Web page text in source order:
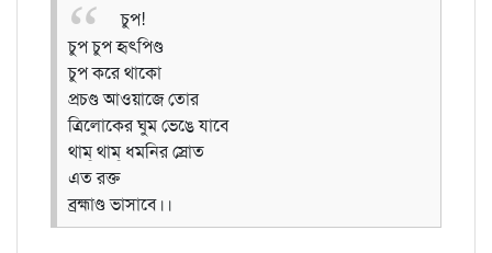
চুপ!
চুপ চুপ হৃৎপিণ্ড
চুপ করে থাকো
প্রচণ্ড আওয়াজে তোর
ত্রিলোকের ঘুম ভেঙে যাবে
থাম্‌ থাম্‌ ধমনির স্রোত
এত রক্ত
ব্রহ্মাণ্ড ভাসাবে।।